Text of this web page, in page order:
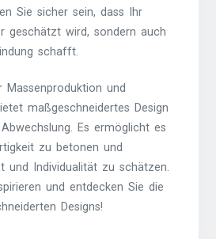
Sie sicher sein, dass Ihr
geschätzt wird, sondern auch
schafft.
Massenproduktion und
maßgeschneidertes Design
Es ermöglicht es
zu betonen und
und Individualität zu schätzen.
und entdecken Sie die
Designs!